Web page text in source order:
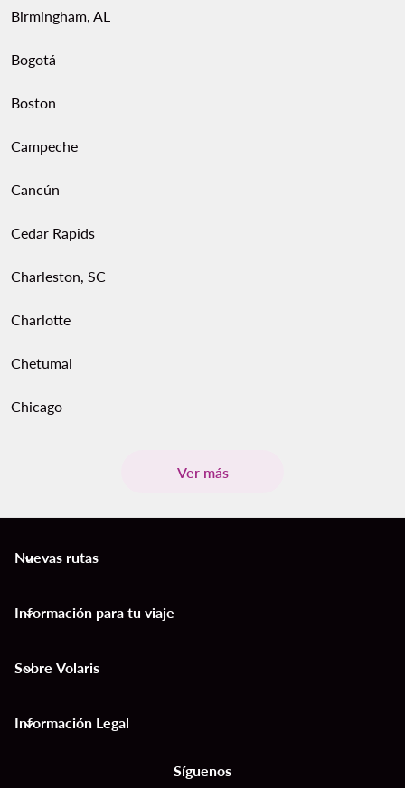
Birmingham, AL
Bogotá
Boston
Campeche
Cancún
Cedar Rapids
Charleston, SC
Charlotte
Chetumal
Chicago
Ver más
Nuevas rutas
keyboard_arrow_down
Información para tu viaje
keyboard_arrow_down
Sobre Volaris
keyboard_arrow_down
Información Legal
keyboard_arrow_down
Síguenos